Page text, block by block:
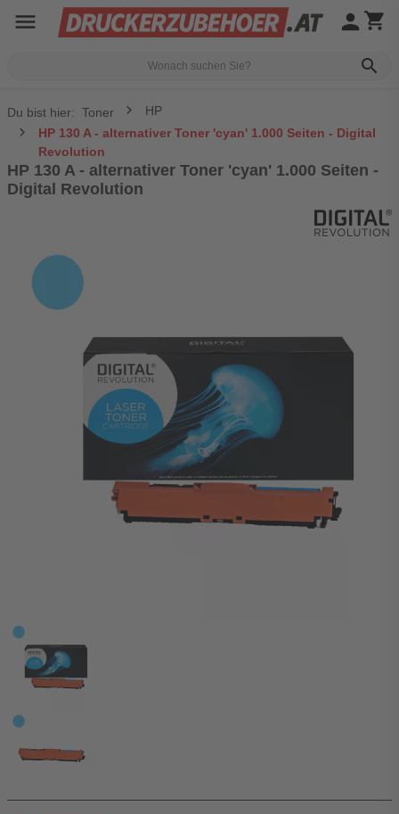
menu
search
person shopping_cart
Du bist hier: Toner
HP
HP 130 A - alternativer Toner 'cyan' 1.000 Seiten - Digital
Revolution
HP 130 A - alternativer Toner 'cyan' 1.000 Seiten -
Digital Revolution